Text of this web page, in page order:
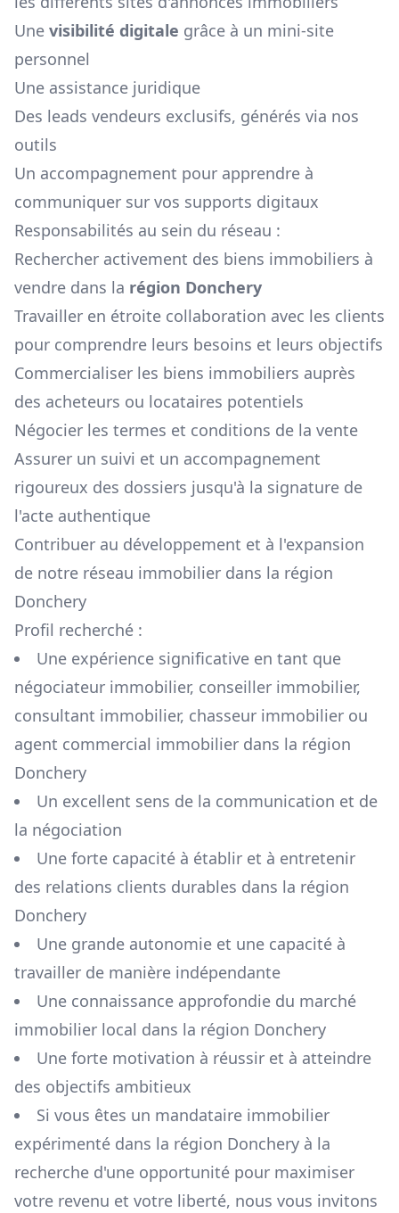
Une visibilité digitale grâce à un mini-site
personnel
Une assistance juridique
Des leads vendeurs exclusifs, générés via nos
outils
Un accompagnement pour apprendre à
communiquer sur vos supports digitaux
Responsabilités au sein du réseau :
Rechercher activement des biens immobiliers à
vendre dans la région Donchery
Travailler en étroite collaboration avec les clients
pour comprendre leurs besoins et leurs objectifs
Commercialiser les biens immobiliers auprès
des acheteurs ou locataires potentiels
Négocier les termes et conditions de la vente
Assurer un suivi et un accompagnement
rigoureux des dossiers jusqu'à la signature de
l'acte authentique
Contribuer au développement et à l'expansion
de notre réseau immobilier dans la région
Donchery
Profil recherché :
Une expérience significative en tant que
négociateur immobilier, conseiller immobilier,
consultant immobilier, chasseur immobilier ou
agent commercial immobilier dans la région
Donchery
Un excellent sens de la communication et de
la négociation
Une forte capacité à établir et à entretenir
des relations clients durables dans la région
Donchery
Une grande autonomie et une capacité à
travailler de manière indépendante
Une connaissance approfondie du marché
immobilier local dans la région Donchery
Une forte motivation à réussir et à atteindre
des objectifs ambitieux
Si vous êtes un mandataire immobilier
expérimenté dans la région Donchery à la
recherche d'une opportunité pour maximiser
votre revenu et votre liberté, nous vous invitons